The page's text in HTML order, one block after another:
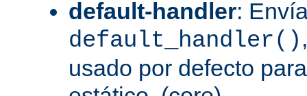
default-handler:
default_handler()
usado por defecto